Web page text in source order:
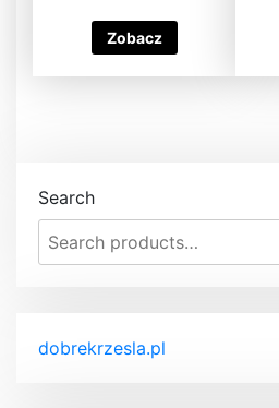
Zobacz
Search
dobrekrzesla.pl